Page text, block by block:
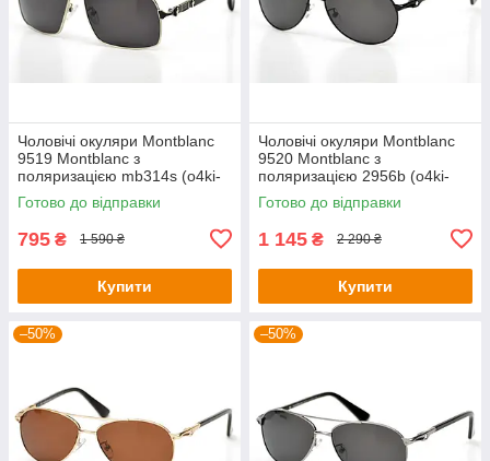
Чоловічі окуляри Montblanc
9519 Montblanc з
поляризацією mb314s (o4ki-
9519)
Готово до відправки
795 ₴ 1 590 ₴
Купити
Чоловічі окуляри Montblanc
9520 Montblanc з
поляризацією 2956b (o4ki-
9520)
Готово до відправки
1 145 ₴ 2 290 ₴
Купити
–50% –50%